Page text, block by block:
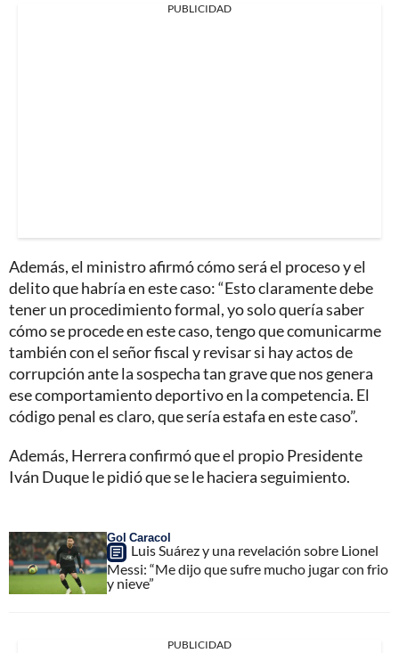
PUBLICIDAD
Además, el ministro afirmó cómo será el proceso y el
delito que habría en este caso: “Esto claramente debe
tener un procedimiento formal, yo solo quería saber
cómo se procede en este caso, tengo que comunicarme
también con el señor fiscal y revisar si hay actos de
corrupción ante la sospecha tan grave que nos genera
ese comportamiento deportivo en la competencia. El
código penal es claro, que sería estafa en este caso”.
Además, Herrera confirmó que el propio Presidente
Iván Duque le pidió que se le haciera seguimiento.
Gol Caracol
Luis Suárez y una revelación sobre Lionel
Messi: “Me dijo que sufre mucho jugar con frio
y nieve”
PUBLICIDAD